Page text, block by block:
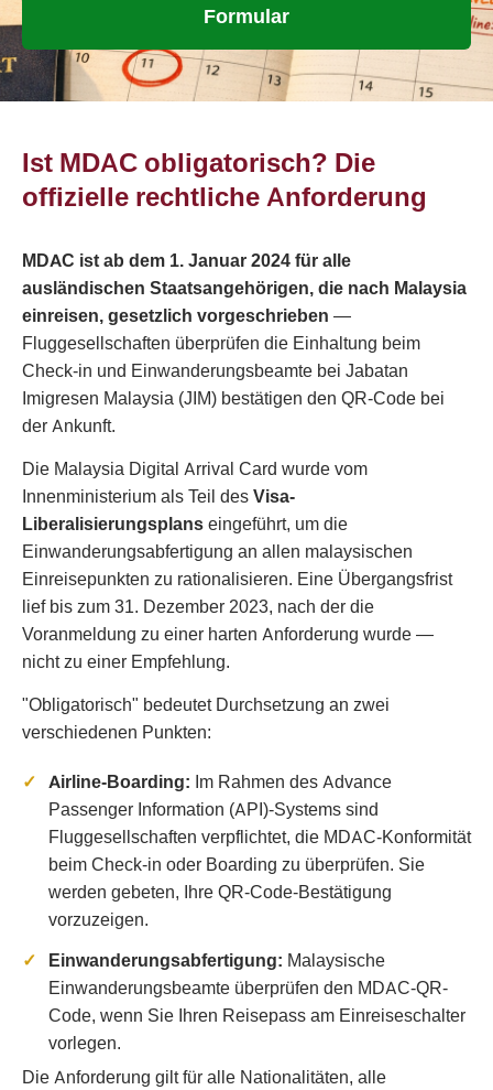
Formular
Ist MDAC obligatorisch? Die
offizielle rechtliche Anforderung
MDAC ist ab dem 1. Januar 2024 für alle
ausländischen Staatsangehörigen, die nach Malaysia
einreisen, gesetzlich vorgeschrieben —
Fluggesellschaften überprüfen die Einhaltung beim
Check-in und Einwanderungsbeamte bei Jabatan
Imigresen Malaysia (JIM) bestätigen den QR-Code bei
der Ankunft.
Die Malaysia Digital Arrival Card wurde vom
Innenministerium als Teil desVisa-
Liberalisierungsplanseingeführt, um die
Einwanderungsabfertigung an allen malaysischen
Einreisepunkten zu rationalisieren. Eine Übergangsfrist
lief bis zum 31. Dezember 2023, nach der die
Voranmeldung zu einer harten Anforderung wurde —
nicht zu einer Empfehlung.
"Obligatorisch" bedeutet Durchsetzung an zwei
verschiedenen Punkten:
Airline-Boarding: Im Rahmen des Advance
Passenger Information (API)-Systems sind
Fluggesellschaften verpflichtet, die MDAC-Konformität
beim Check-in oder Boarding zu überprüfen. Sie
werden gebeten, Ihre QR-Code-Bestätigung
vorzuzeigen.
Einwanderungsabfertigung: Malaysische
Einwanderungsbeamte überprüfen den MDAC-QR-
Code, wenn Sie Ihren Reisepass am Einreiseschalter
vorlegen.
Die Anforderung gilt für alle Nationalitäten, alle